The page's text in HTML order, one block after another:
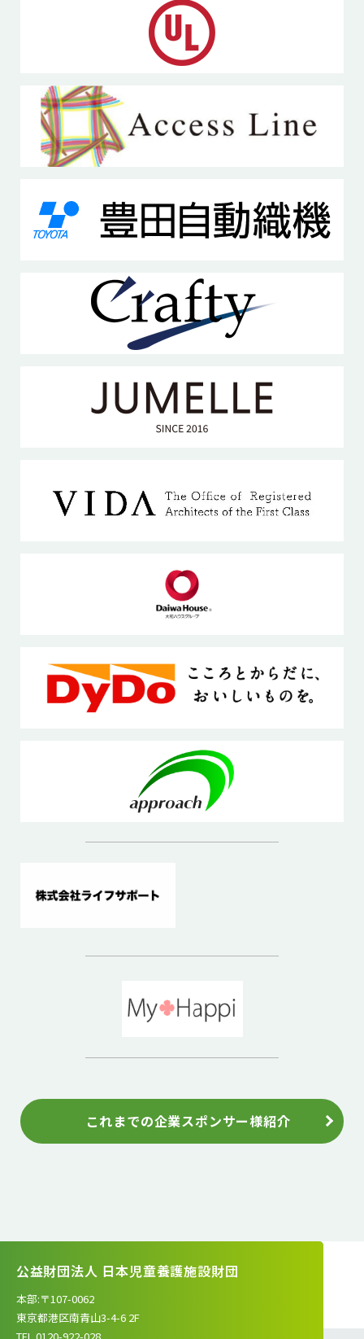
これまでの企業スポンサー様紹介
公益財団法人 日本児童養護施設財団
本部:〒107-0062
東京都港区南青山3-4-6 2F